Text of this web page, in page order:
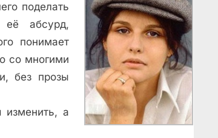
поделать
её абсурд,
понимает
со многими
без прозы
изменить, а